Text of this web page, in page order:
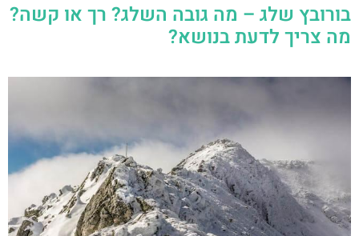
בורובץ שלג – מה גובה השלג? רך או קשה?
מה צריך לדעת בנושא?